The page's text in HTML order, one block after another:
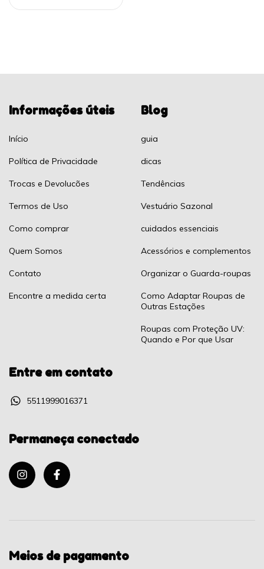
Informações úteis
Início
Política de Privacidade
Trocas e Devolucões
Termos de Uso
Como comprar
Quem Somos
Contato
Encontre a medida certa
Blog
guia
dicas
Tendências
Vestuário Sazonal
cuidados essenciais
Acessórios e complementos
Organizar o Guarda-roupas
Como Adaptar Roupas de
Outras Estações
Roupas com Proteção UV:
Quando e Por que Usar
Entre em contato
5511999016371
Permaneça conectado
Meios de pagamento